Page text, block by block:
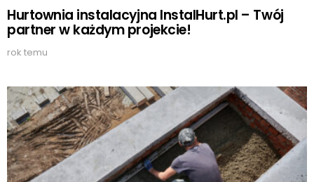
Hurtownia instalacyjna InstalHurt.pl – Twój
partner w każdym projekcie!
rok temu